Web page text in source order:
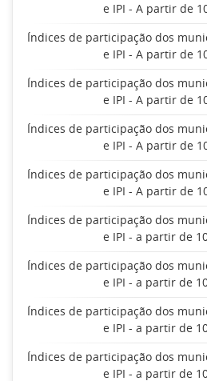
e IPI - A partir de
Índices de participação dos
e IPI - A partir de
Índices de participação dos
e IPI - A partir de
Índices de participação dos
e IPI - A partir de
Índices de participação dos
e IPI - A partir de
Índices de participação dos
e IPI - a partir de
Índices de participação dos
e IPI - a partir de
Índices de participação dos
e IPI - a partir de
Índices de participação dos
e IPI - a partir de